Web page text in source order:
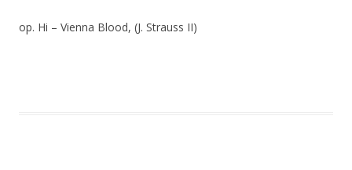
op. Hi – Vienna Blood, (J. Strauss II)